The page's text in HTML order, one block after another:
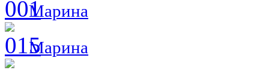
Марина
Марина